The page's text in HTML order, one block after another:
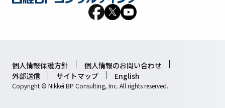
個人情報保護方針
個人情報のお問い合わせ
外部送信
サイトマップ English
Copyright © Nikkei BP Consulting, Inc. All rights reserved.